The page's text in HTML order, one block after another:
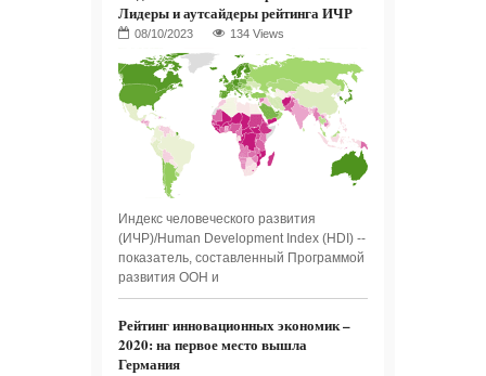
Лидеры и аутсайдеры рейтинга ИЧР
134 Views
Индекс человеческого развития
(ИЧР)/Human Development Index (HDI) --
показатель, составленный Программой
развития ООН и
Рейтинг инновационных экономик –
2020: на первое место вышла
Германия